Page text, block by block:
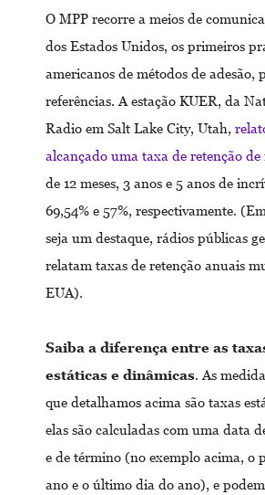
O MPP recorre a meios de
dos Estados Unidos, os primeiros
americanos de métodos de adesão,
referências. A estação KUER, da
Radio em Salt Lake City, Utah,
alcançado uma taxa de retenção de
de 12 meses, 3 anos e 5 anos de
69,54% e 57%, respectivamente.
seja um destaque, rádios públicas
relatam taxas de retenção anuais
EUA).
Saiba a diferença entre as
estáticas e dinâmicas. As
que detalhamos acima são taxas
elas são calculadas com uma data
e de término (no exemplo acima, o
ano e o último dia do ano), e